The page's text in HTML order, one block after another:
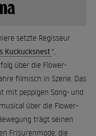
setzte Regisseur
Kuckucksnest ",
über die Flower-
filmisch in Szene. Das
mit peppigen Song- und
über die Flower-
trägt seinen
Frisurenmode; die